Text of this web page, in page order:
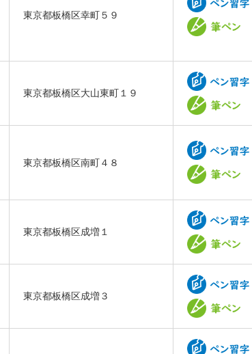
東京都板橋区幸町５９
東京都板橋区大山東町１９
東京都板橋区南町４８
東京都板橋区成増１
東京都板橋区成増３